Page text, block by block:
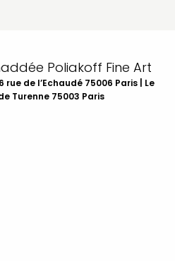
Poliakoff Fine Art
de l’Echaudé 75006 Paris | Le
Turenne 75003 Paris